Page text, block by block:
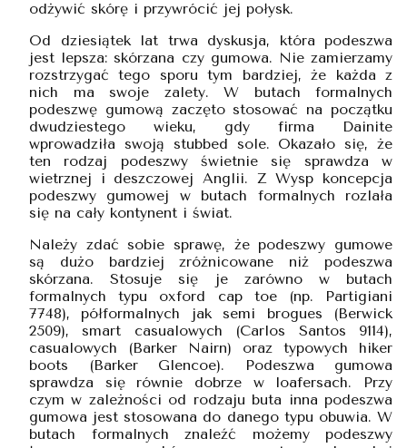
odżywić skórę i przywrócić jej połysk.
Od dziesiątek lat trwa dyskusja, która podeszwa
jest lepsza: skórzana czy gumowa. Nie zamierzamy
rozstrzygać tego sporu tym bardziej, że każda z
nich ma swoje zalety. W butach formalnych
podeszwę gumową zaczęto stosować na początku
dwudziestego wieku, gdy firma Dainite
wprowadziła swoją stubbed sole. Okazało się, że
ten rodzaj podeszwy świetnie się sprawdza w
wietrznej i deszczowej Anglii. Z Wysp koncepcja
podeszwy gumowej w butach formalnych rozlała
się na cały kontynent i świat.
Należy zdać sobie sprawę, że podeszwy gumowe
są dużo bardziej zróżnicowane niż podeszwa
skórzana. Stosuje się je zarówno w butach
formalnych typu oxford cap toe (np. Partigiani
7748), półformalnych jak semi brogues (Berwick
2509), smart casualowych (Carlos Santos 9114),
casualowych (Barker Nairn) oraz typowych hiker
boots (Barker Glencoe). Podeszwa gumowa
sprawdza się równie dobrze w loafersach. Przy
czym w zależności od rodzaju buta inna podeszwa
gumowa jest stosowana do danego typu obuwia. W
butach formalnych znaleźć możemy podeszwy